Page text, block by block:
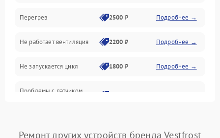
Датчики
Безопасность
Перегрев 2500 ₽ Подробнее →
Не работает вентиляция 2200 ₽ Подробнее →
Не запускается цикл 1800 ₽ Подробнее →
Проблемы с датчиком
Ремонт других устройств бренда Vestfrost